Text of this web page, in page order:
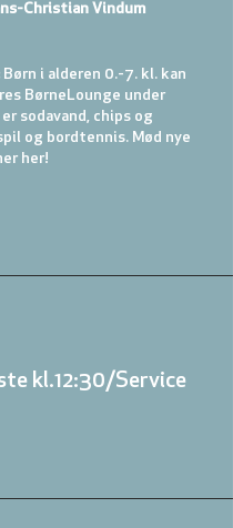
Christian Vindum
Børn i alderen 0.-7. kl. kan
BørneLounge under
sodavand, chips og
og bordtennis. Mød nye
her!
kl.12:30/Service